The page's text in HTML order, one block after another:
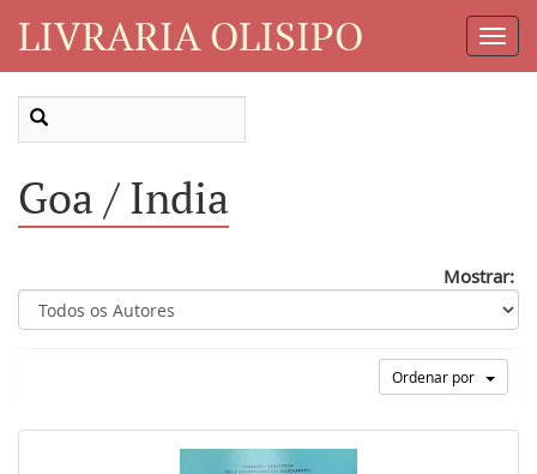
LIVRARIA OLISIPO
Goa / India
Mostrar:
Ordenar por